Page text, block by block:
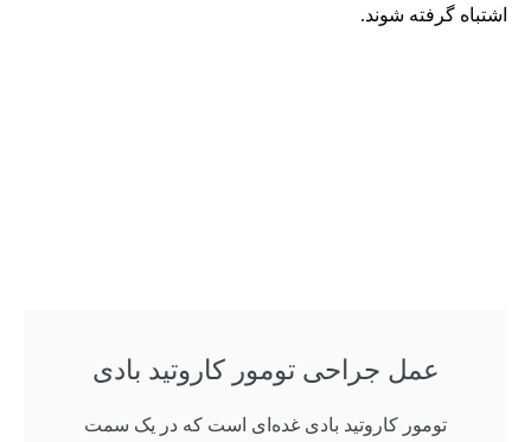
اشتباه گرفته شوند.
عمل جراحی تومور کاروتید بادی
تومور کاروتید بادی غده‌ای است که در یک سمت